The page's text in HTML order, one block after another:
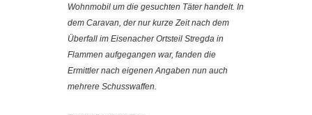
Wohnmobil um die gesuchten Täter handelt. In
dem Caravan, der nur kurze Zeit nach dem
Überfall im Eisenacher Ortsteil Stregda in
Flammen aufgegangen war, fanden die
Ermittler nach eigenen Angaben nun auch
mehrere Schusswaffen.